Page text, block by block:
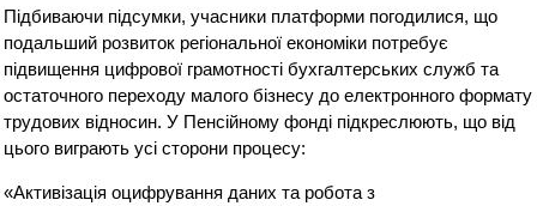
Підбиваючи підсумки, учасники платформи погодилися, що
подальший розвиток регіональної економіки потребує
підвищення цифрової грамотності бухгалтерських служб та
остаточного переходу малого бізнесу до електронного формату
трудових відносин. У Пенсійному фонді підкреслюють, що від
цього виграють усі сторони процесу:
«Активізація оцифрування даних та робота з